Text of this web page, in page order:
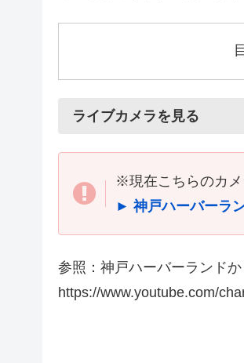
ライブカメラを見る
※現在こちらのカメ
► 神戸ハーバーラ
参照：神戸ハーバーランド
https://www.youtube.com/